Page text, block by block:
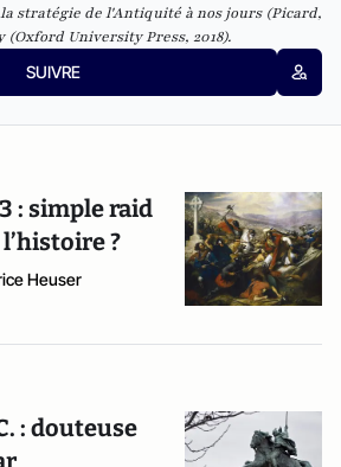
stratégie de l'Antiquité à nos jours (Picard,
University Press, 2018).
SUIVRE
: simple raid
?
Heuser
: douteuse